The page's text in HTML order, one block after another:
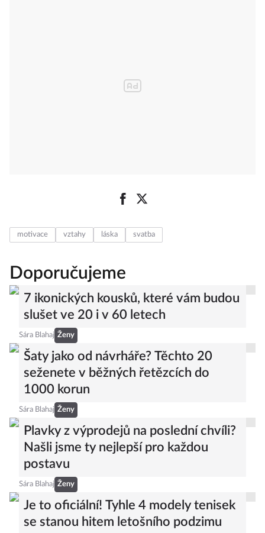
motivace vztahy láska svatba
Doporučujeme
7 ikonických kousků, které vám budou
slušet ve 20 i v 60 letech
Sára Blahaj Ženy
Šaty jako od návrháře? Těchto 20
seženete v běžných řetězcích do
1000 korun
Sára Blahaj Ženy
Plavky z výprodejů na poslední chvíli?
Našli jsme ty nejlepší pro každou
postavu
Sára Blahaj Ženy
Je to oficiální! Tyhle 4 modely tenisek
se stanou hitem letošního podzimu